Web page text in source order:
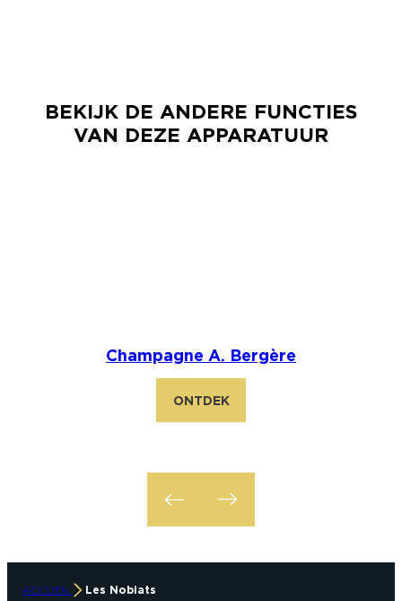
BEKIJK DE ANDERE FUNCTIES
VAN DEZE APPARATUUR
Champagne A. Bergère
ONTDEK
ACCUEIL Les Nobiats